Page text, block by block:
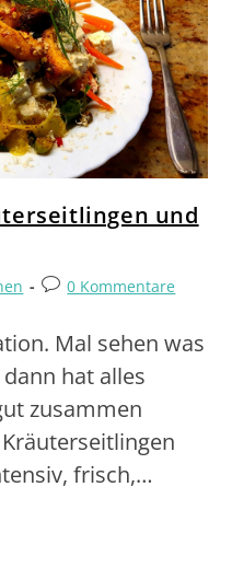
und
0 Kommentare
Mal sehen was
hat alles
zusammen
frisch,…